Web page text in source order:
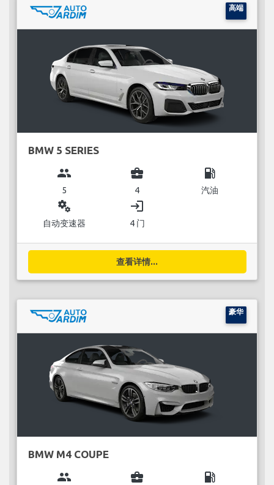
高端
BMW 5 SERIES
group
5
business_center
4
local_gas_station
汽油
miscellaneous_services
自动变速器
login
4 门
查看详情...
豪华
BMW M4 COUPE
group business_center local_gas_station